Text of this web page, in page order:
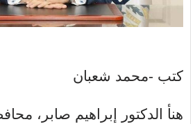
كتب -محمد شعبان
هنأ الدكتور إبراهيم صابر،